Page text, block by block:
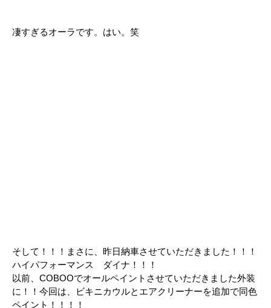
凄すぎるオーラです。はい。笑
そして！！！まさに、昨日納車させていただきました！！！
ハイパフォーマンス ダイナ！！！
以前、COBOOでオールペイントさせていただきました外装
に！！今回は、ビキニカウルとエアクリーナーを追加で同色
ペイント！！！！